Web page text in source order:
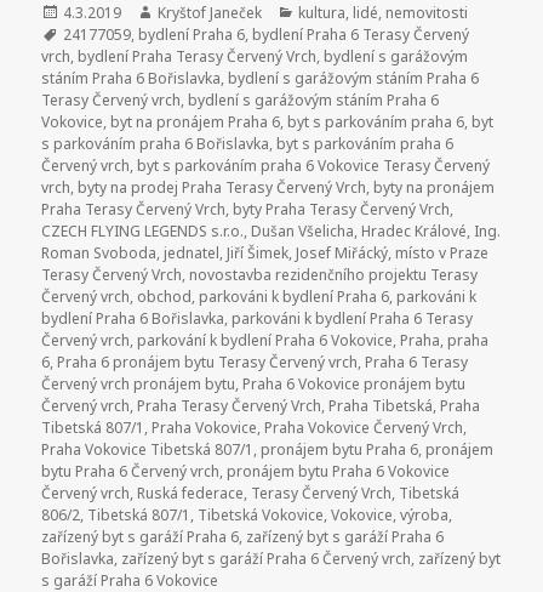
Publikováno:
4.3.2019 Autor:
Kryštof Janeček Rubriky:
kultura, lidé, nemovitosti
Štítky:
24177059, bydlení Praha 6, bydlení Praha 6 Terasy Červený
vrch, bydlení Praha Terasy Červený Vrch, bydlení s garážovým
stáním Praha 6 Bořislavka, bydlení s garážovým stáním Praha 6
Terasy Červený vrch, bydlení s garážovým stáním Praha 6
Vokovice, byt na pronájem Praha 6, byt s parkováním praha 6, byt
s parkováním praha 6 Bořislavka, byt s parkováním praha 6
Červený vrch, byt s parkováním praha 6 Vokovice Terasy Červený
vrch, byty na prodej Praha Terasy Červený Vrch, byty na pronájem
Praha Terasy Červený Vrch, byty Praha Terasy Červený Vrch,
CZECH FLYING LEGENDS s.r.o., Dušan Všelicha, Hradec Králové, Ing.
Roman Svoboda, jednatel, Jiří Šimek, Josef Miřácký, místo v Praze
Terasy Červený Vrch, novostavba rezidenčního projektu Terasy
Červený vrch, obchod, parkováni k bydlení Praha 6, parkováni k
bydlení Praha 6 Bořislavka, parkováni k bydlení Praha 6 Terasy
Červený vrch, parkování k bydlení Praha 6 Vokovice, Praha, praha
6, Praha 6 pronájem bytu Terasy Červený vrch, Praha 6 Terasy
Červený vrch pronájem bytu, Praha 6 Vokovice pronájem bytu
Červený vrch, Praha Terasy Červený Vrch, Praha Tibetská, Praha
Tibetská 807/1 , Praha Vokovice, Praha Vokovice Červený Vrch,
Praha Vokovice Tibetská 807/1 , pronájem bytu Praha 6, pronájem
bytu Praha 6 Červený vrch, pronájem bytu Praha 6 Vokovice
Červený vrch, Ruská federace, Terasy Červený Vrch, Tibetská
806/2, Tibetská 807/1 , Tibetská Vokovice,Vokovice,výroba,
zařízený byt s garáží Praha 6, zařízený byt s garáží Praha 6
Bořislavka, zařízený byt s garáží Praha 6 Červený vrch, zařízený byt
s garáží Praha 6 Vokovice